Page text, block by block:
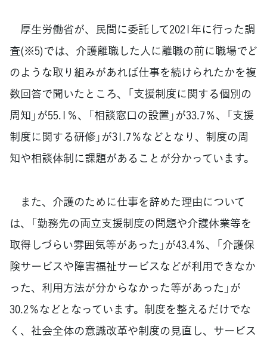
厚生労働省が、民間に委託して2021年に行った調
査(※5)では、介護離職した人に離職の前に職場でど
のような取り組みがあれば仕事を続けられたかを複
数回答で聞いたところ、「支援制度に関する個別の
周知」が55.1％、「相談窓口の設置」が33.7％、「支援
制度に関する研修」が31.7％などとなり、制度の周
知や相談体制に課題があることが分かっています。
また、介護のために仕事を辞めた理由について
は、「勤務先の両立支援制度の問題や介護休業等を
取得しづらい雰囲気等があった」が43.4％、「介護保
険サービスや障害福祉サービスなどが利用できなか
った、利用方法が分からなかった等があった」が
30.2％などとなっています。制度を整えるだけでな
く、社会全体の意識改革や制度の見直し、サービス